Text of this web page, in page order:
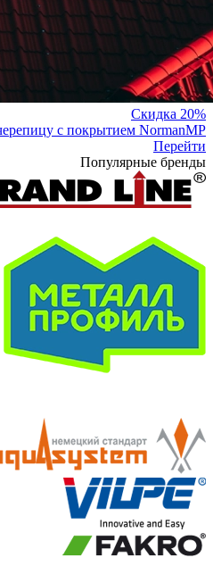
Скидка 20%
с покрытием NormanMP
Перейти
Популярные бренды